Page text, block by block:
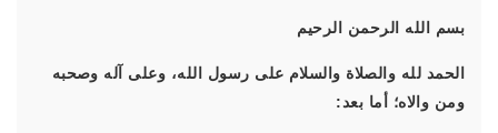
بسم الله الرحمن الرحيم
الحمد لله والصلاة والسلام على رسول الله، وعلى آله وصحبه
ومن والاه؛ أما بعد: